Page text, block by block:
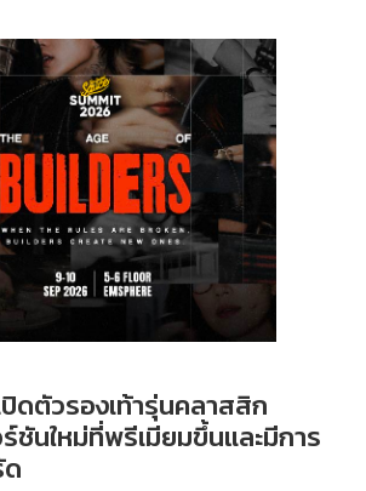
ดตัวรองเท้ารุ่นคลาสสิก
ชันใหม่ที่พรีเมียมขึ้นและมีการ